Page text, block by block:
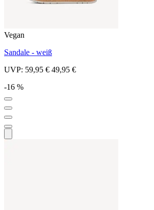
Vegan
Sandale - weiß
UVP: 59,95 € 49,95 €
-16 %